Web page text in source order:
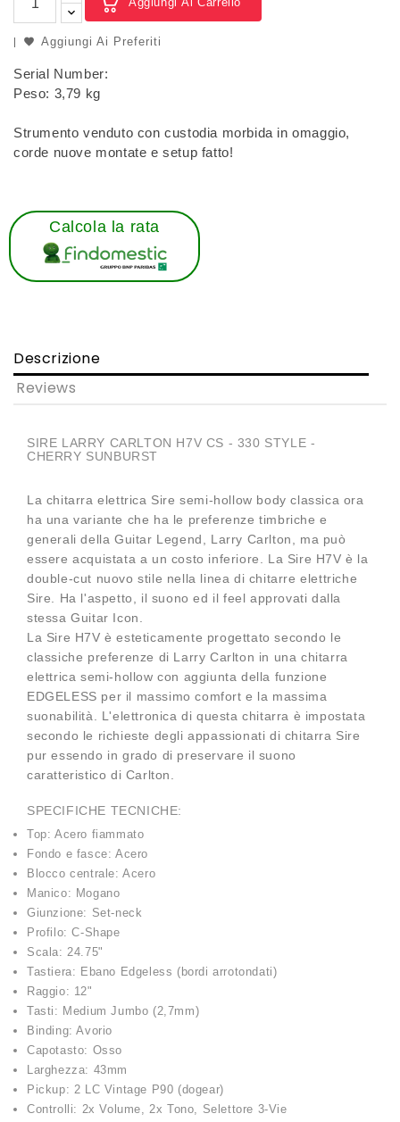
Aggiungi Ai Preferiti
Serial Number:
Peso: 3,79 kg
Strumento venduto con custodia morbida in omaggio,
corde nuove montate e setup fatto!
Calcola la rata
Descrizione
Reviews
SIRE LARRY CARLTON H7V CS - 330 STYLE -
CHERRY SUNBURST
La chitarra elettrica Sire semi-hollow body classica ora
ha una variante che ha le preferenze timbriche e
generali della Guitar Legend, Larry Carlton, ma può
essere acquistata a un costo inferiore. La Sire H7V è la
double-cut nuovo stile nella linea di chitarre elettriche
Sire. Ha l'aspetto, il suono ed il feel approvati dalla
stessa Guitar Icon.
La Sire H7V è esteticamente progettato secondo le
classiche preferenze di Larry Carlton in una chitarra
elettrica semi-hollow con aggiunta della funzione
EDGELESS per il massimo comfort e la massima
suonabilità. L'elettronica di questa chitarra è impostata
secondo le richieste degli appassionati di chitarra Sire
pur essendo in grado di preservare il suono
caratteristico di Carlton.
SPECIFICHE TECNICHE:
Top: Acero fiammato
Fondo e fasce: Acero
Blocco centrale: Acero
Manico: Mogano
Giunzione: Set-neck
Profilo: C-Shape
Scala: 24.75"
Tastiera: Ebano Edgeless (bordi arrotondati)
Raggio: 12"
Tasti: Medium Jumbo (2,7mm)
Binding: Avorio
Capotasto: Osso
Larghezza: 43mm
Pickup: 2 LC Vintage P90 (dogear)
Controlli: 2x Volume, 2x Tono, Selettore 3-Vie